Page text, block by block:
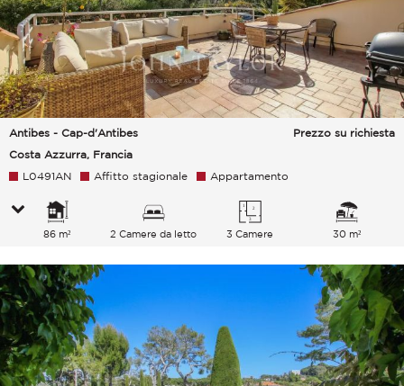
Antibes - Cap-d'Antibes
Costa Azzurra, Francia
Prezzo su richiesta
L0491AN Affitto stagionale Appartamento
86 m² 2 Camere da letto 3 Camere 30 m²